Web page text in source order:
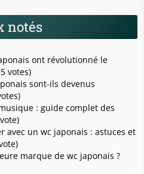
notés
ont révolutionné le
votes)
sont-ils devenus
: guide complet des
avec un wc japonais : astuces et
marque de wc japonais ?